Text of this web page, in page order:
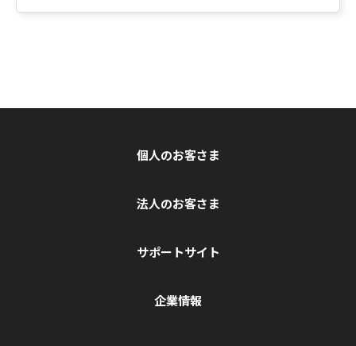
個人のお客さま
法人のお客さま
サポートサイト
企業情報